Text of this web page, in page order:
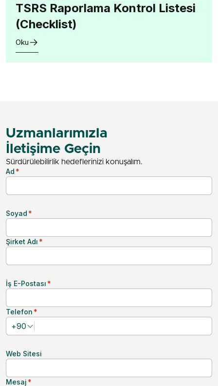
TSRS Raporlama Kontrol Listesi
(Checklist)
Oku
Uzmanlarımızla
İletişime Geçin
Sürdürülebilirlik hedeflerinizi konuşalım.
Ad *
Soyad *
Şirket Adı *
İş E-Postası *
Telefon *
+90
Web Sitesi
Mesaj *